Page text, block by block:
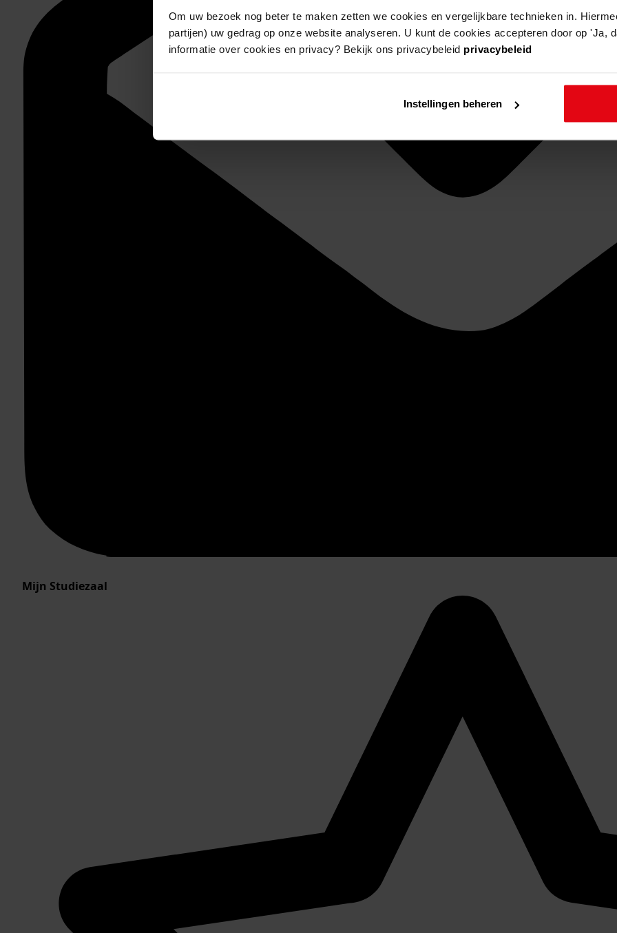
Om uw bezoek nog beter te maken zetten we cookies en vergelijkbare technieken in.
partijen) uw gedrag op onze website analyseren. U kunt de cookies accepteren door op 'Ja,
informatie over cookies en privacy? Bekijk ons privacybeleid privacybeleid
Instellingen beheren
Mijn Studiezaal